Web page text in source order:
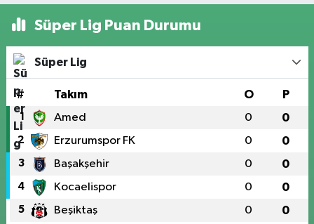
Süper Lig Puan Durumu
Süper Lig
# Takım O P
1 Amed 0 0
2 Erzurumspor FK 0 0
3 Başakşehir 0 0
4 Kocaelispor 0 0
5 Beşiktaş 0 0